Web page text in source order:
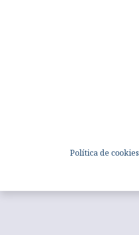
Política de cookies